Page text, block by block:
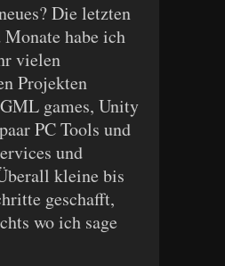
Die letzten
habe ich
vielen
Projekten
games, Unity
PC Tools und
und
kleine bis
geschafft,
wo ich sage